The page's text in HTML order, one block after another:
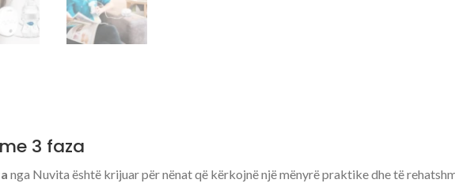
3 faza
nga Nuvita është krijuar për nënat që kërkojnë një mënyrë praktike dhe të